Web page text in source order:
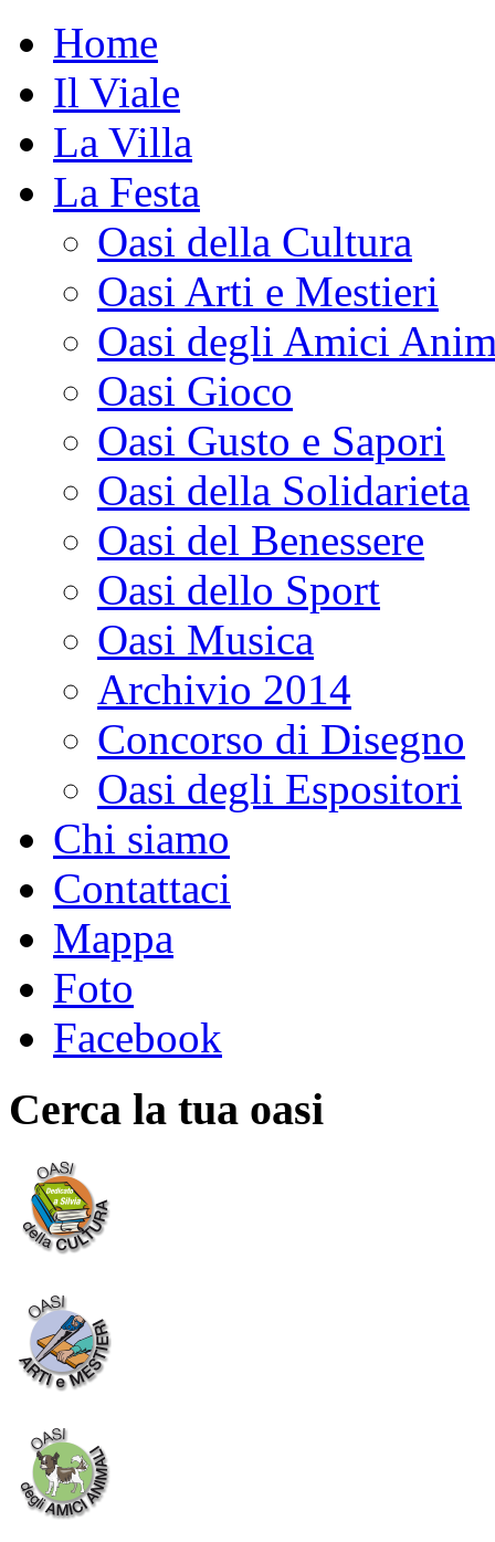
Home
Il Viale
La Villa
La Festa
Oasi della Cultura
Oasi Arti e Mestieri
Oasi degli Amici
Oasi Gioco
Oasi Gusto e Sapori
Oasi della Solidarieta
Oasi del Benessere
Oasi dello Sport
Oasi Musica
Archivio 2014
Concorso di Disegno
Oasi degli Espositori
Chi siamo
Contattaci
Mappa
Foto
Facebook
Cerca la tua oasi